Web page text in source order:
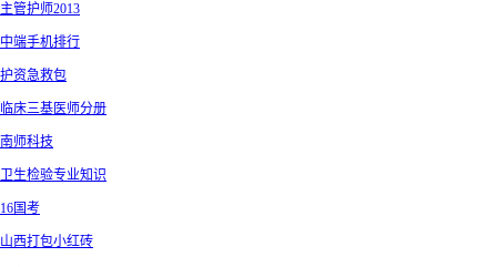
主管护师2013
中端手机排行
护资急救包
临床三基医师分册
南师科技
卫生检验专业知识
16国考
山西打包小红砖